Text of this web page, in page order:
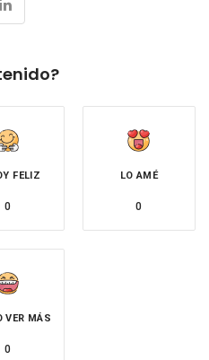
FELIZ
0
LO AMÉ
0
VER MÁS
0